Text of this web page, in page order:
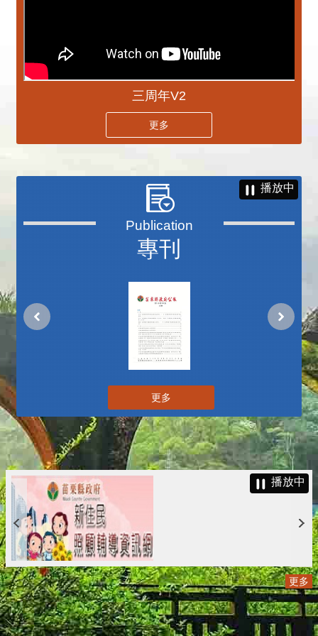
三周年V2
更多
專刊
播放中
更多
播放中
更多